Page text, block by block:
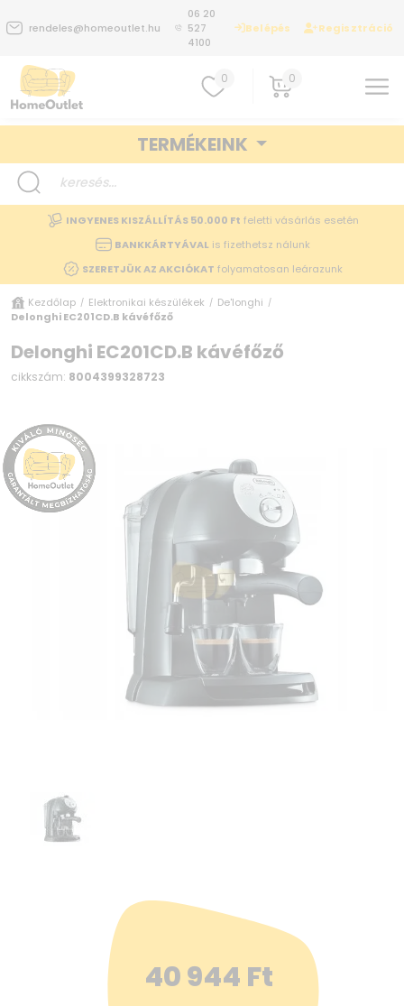
rendeles@homeoutlet.hu
06 20
527
4100
Belépés Regisztráció
0 0
TERMÉKEINK
INGYENES KISZÁLLÍTÁS 50.000 Ft feletti vásárlás esetén
BANKKÁRTYÁVALis fizethetsz nálunk
SZERETJÜK AZ AKCIÓKAT folyamatosan leárazunk
Kezdőlap / Elektronikai készülékek / De'longhi /
Delonghi EC201CD.B kávéfőző
Delonghi EC201CD.B kávéfőző
cikkszám: 8004399328723
40 944 Ft